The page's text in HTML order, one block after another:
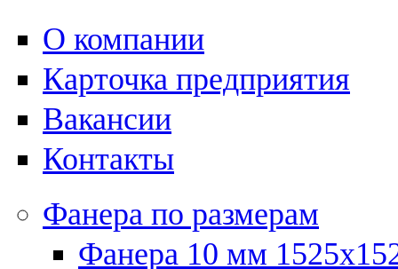
О компании
Карточка предприятия
Вакансии
Контакты
Фанера по размерам
Фанера 10 мм